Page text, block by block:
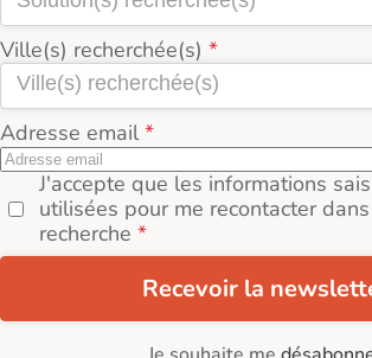
Ville(s) recherchée(s)
Adresse email
J'accepte que les informations
utilisées pour me recontacter
recherche
Recevoir la